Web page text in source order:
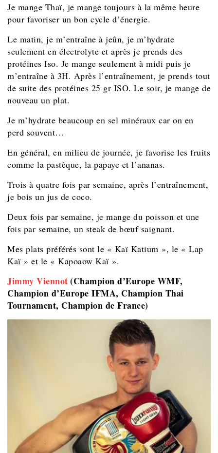
Je mange Thaï, je mange toujours à la même heure
pour favoriser un bon cycle d’énergie.
Le matin, je m’entraîne à jeûn, je m’hydrate
seulement en électrolyte et après je prends des
protéines Iso. Je mange seulement à midi puis je
m’entraîne à 3H. Après l’entraînement, je prends tout
de suite des protéines 25 gr ISO. Le soir, je mange de
nouveau un plat.
Je m’hydrate beaucoup en sel minéraux car on en
perd souvent…
En général, en milieu de journée, je favorise les fruits
comme la pastèque, la papaye et l’ananas.
Trois à quatre fois par semaine, après l’entraînement,
je bois un jus de coco.
Deux fois par semaine, je mange du poisson et une
fois par semaine, un steak de bœuf saignant.
Mes plats préférés sont le « Kaï Katium », le « Lap
Kaï » et le « Kapoaow Kaï ».
Jimmy Viennot(Champion d’Europe WMF,
Champion d’Europe IFMA, Champion Thai
Tournament, Champion de France)